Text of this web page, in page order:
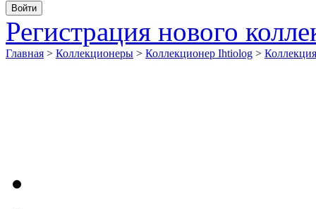
Регистрация нового
Главная > Коллекционеры > Коллекционер Ihtiolog >